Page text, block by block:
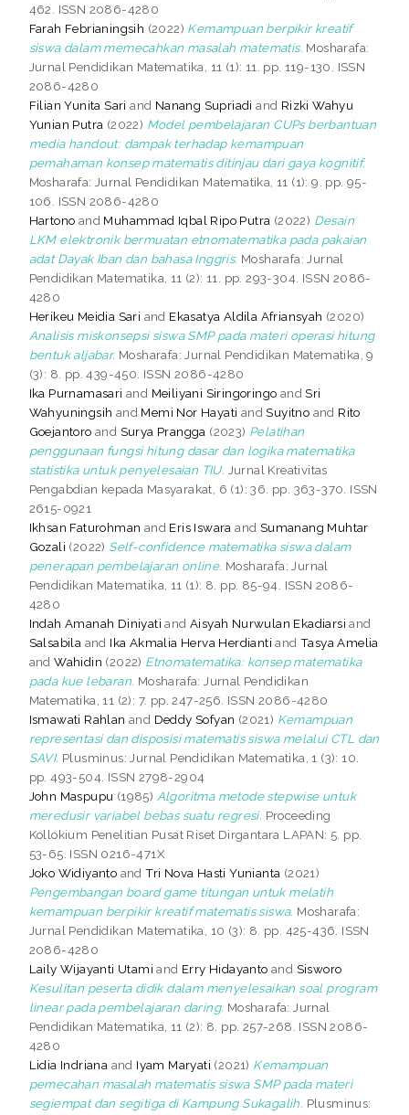
462. ISSN 2086-4280
Farah Febrianingsih (2022) Kemampuan berpikir kreatif
siswa dalam memecahkan masalah matematis. Mosharafa:
Jurnal Pendidikan Matematika, 11 (1): 11. pp. 119-130. ISSN
2086-4280
Filian Yunita Sari and Nanang Supriadi and Rizki Wahyu
Yunian Putra (2022) Model pembelajaran CUPs berbantuan
media handout: dampak terhadap kemampuan
pemahaman konsep matematis ditinjau dari gaya kognitif.
Mosharafa: Jurnal Pendidikan Matematika, 11 (1): 9. pp. 95-
106. ISSN 2086-4280
Hartono and Muhammad Iqbal Ripo Putra (2022) Desain
LKM elektronik bermuatan etnomatematika pada pakaian
adat Dayak Iban dan bahasa Inggris. Mosharafa: Jurnal
Pendidikan Matematika, 11 (2): 11. pp. 293-304. ISSN 2086-
4280
Herikeu Meidia Sari and Ekasatya Aldila Afriansyah (2020)
Analisis miskonsepsi siswa SMP pada materi operasi hitung
bentuk aljabar. Mosharafa: Jurnal Pendidikan Matematika, 9
(3): 8. pp. 439-450. ISSN 2086-4280
Ika Purnamasari and Meiliyani Siringoringo andSri
Wahyuningsih and Memi Nor Hayati andSuyitno and Rito
Goejantoro and Surya Prangga (2023) Pelatihan
penggunaan fungsi hitung dasar dan logika matematika
statistika untuk penyelesaian TIU. Jurnal Kreativitas
Pengabdian kepada Masyarakat, 6 (1): 36. pp. 363-370. ISSN
2615-0921
Ikhsan Faturohman and Eris Iswara and Sumanang Muhtar
Gozali (2022) Self-confidence matematika siswa dalam
penerapan pembelajaran online. Mosharafa: Jurnal
Pendidikan Matematika, 11 (1): 8. pp. 85-94. ISSN 2086-
4280
Indah Amanah Diniyati andAisyah Nurwulan Ekadiarsi and
Salsabila and Ika Akmalia Herva Herdianti andTasya Amelia
andWahidin (2022) Etnomatematika: konsep matematika
pada kue lebaran. Mosharafa: Jurnal Pendidikan
Matematika, 11 (2): 7. pp. 247-256. ISSN 2086-4280
Ismawati Rahlan and Deddy Sofyan (2021) Kemampuan
representasi dan disposisi matematis siswa melalui CTL dan
SAVI. Plusminus: Jurnal Pendidikan Matematika, 1 (3): 10.
pp. 493-504. ISSN 2798-2904
John Maspupu (1985) Algoritma metode stepwise untuk
meredusir variabel bebas suatu regresi. Proceeding
Kollokium Penelitian Pusat Riset Dirgantara LAPAN: 5. pp.
53-65. ISSN 0216-471X
Joko Widiyanto andTri Nova Hasti Yunianta (2021)
Pengembangan board game titungan untuk melatih
kemampuan berpikir kreatif matematis siswa. Mosharafa:
Jurnal Pendidikan Matematika, 10 (3): 8. pp. 425-436. ISSN
2086-4280
Laily Wijayanti Utami and Erry Hidayanto and Sisworo
Kesulitan peserta didik dalam menyelesaikan soal program
linear pada pembelajaran daring. Mosharafa: Jurnal
Pendidikan Matematika, 11 (2): 8. pp. 257-268. ISSN 2086-
4280
Lidia Indriana and Iyam Maryati (2021) Kemampuan
pemecahan masalah matematis siswa SMP pada materi
segiempat dan segitiga di Kampung Sukagalih. Plusminus: